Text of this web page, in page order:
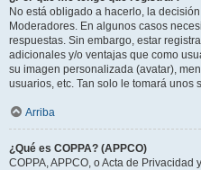
No está obligado a hacerlo, la
Moderadores. En algunos casos
respuestas. Sin embargo, estar
adicionales y/o ventajas que como
su imagen personalizada (avatar),
usuarios, etc. Tan solo le tomará unos
Arriba
¿Qué es COPPA? (APPCO)
COPPA, APPCO, o Acta de